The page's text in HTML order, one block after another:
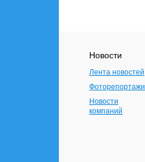
Новости
Лента новостей
Фоторепортажи
Новости
компаний